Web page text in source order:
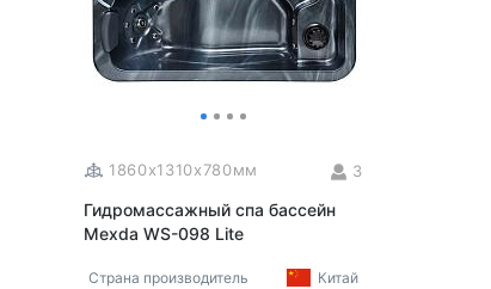
1860x1310x780мм 3
Гидромассажный спа бассейн
Mexda WS-098 Lite
Страна производитель
Китай